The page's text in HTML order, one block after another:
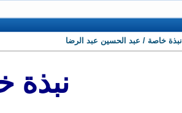
نبذة خاصة / عبد الحسين عبد الرضا
نبذة